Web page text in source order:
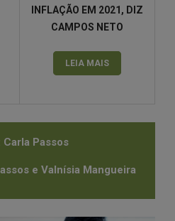
INFLAÇÃO EM 2021, DIZ
CAMPOS NETO
LEIA MAIS
Carla Passos
e Valnísia Mangueira